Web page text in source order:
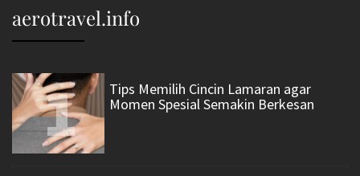
aerotravel.info
1
Tips Memilih Cincin Lamaran agar
Momen Spesial Semakin Berkesan